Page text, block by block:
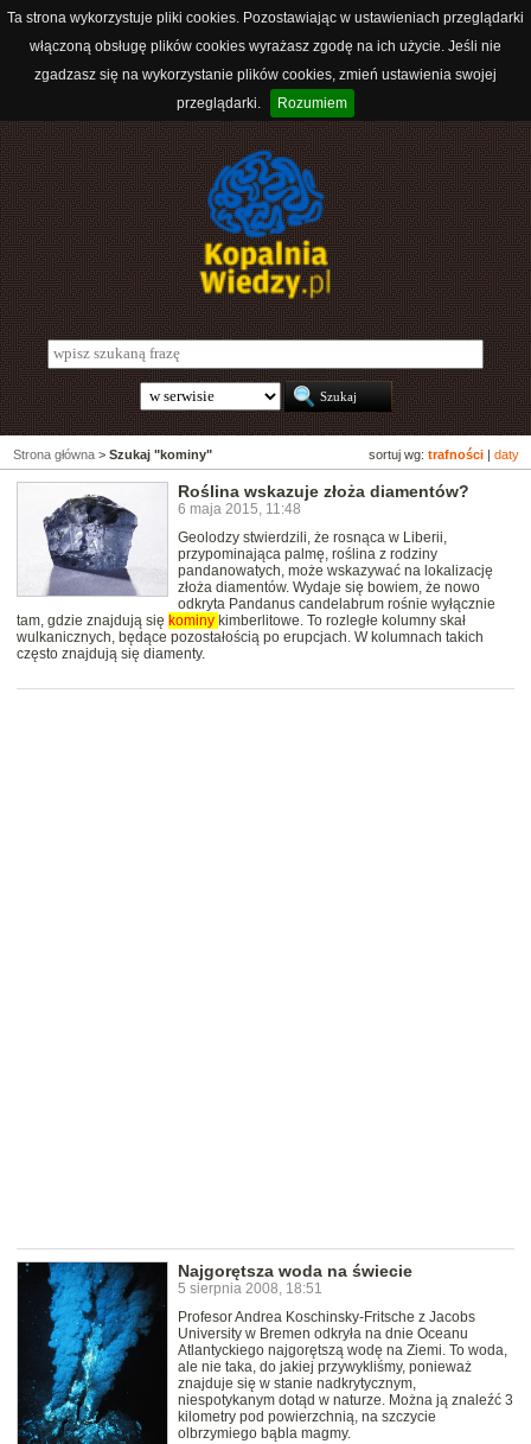
Ta strona wykorzystuje pliki cookies. Pozostawiając w ustawieniach przeglądarki
włączoną obsługę plików cookies wyrażasz zgodę na ich użycie. Jeśli nie
zgadzasz się na wykorzystanie plików cookies, zmień ustawienia swojej
przeglądarki.
Rozumiem
sortuj wg: trafności daty
Strona główna > Szukaj "kominy"
Roślina wskazuje złoża diamentów?
6 maja 2015, 11:48
Geolodzy stwierdzili, że rosnąca w Liberii,
przypominająca palmę, roślina z rodziny
pandanowatych, może wskazywać na lokalizację
złoża diamentów. Wydaje się bowiem, że nowo
odkryta Pandanus candelabrum rośnie wyłącznie
tam, gdzie znajdują się kominy kimberlitowe. To rozległe kolumny skał
wulkanicznych, będące pozostałością po erupcjach. W kolumnach takich
często znajdują się diamenty.
Najgorętsza woda na świecie
5 sierpnia 2008, 18:51
Profesor Andrea Koschinsky-Fritsche z Jacobs
University w Bremen odkryła na dnie Oceanu
Atlantyckiego najgorętszą wodę na Ziemi. To woda,
ale nie taka, do jakiej przywykliśmy, ponieważ
znajduje się w stanie nadkrytycznym,
niespotykanym dotąd w naturze. Można ją znaleźć 3
kilometry pod powierzchnią, na szczycie
olbrzymiego bąbla magmy.